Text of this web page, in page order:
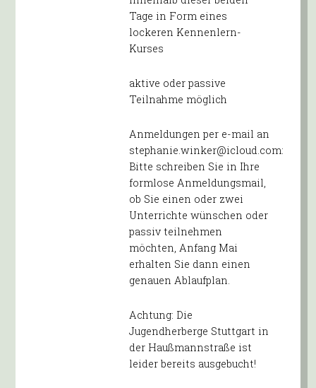
Tage in Form eines
lockeren Kennenlern-
Kurses
aktive oder passive
Teilnahme möglich
Anmeldungen per e-mail an
stephanie.winker@icloud.com:
Bitte schreiben Sie in Ihre
formlose Anmeldungsmail,
ob Sie einen oder zwei
Unterrichte wünschen oder
passiv teilnehmen
möchten, Anfang Mai
erhalten Sie dann einen
genauen Ablaufplan.
Achtung: Die
Jugendherberge Stuttgart in
der Haußmannstraße ist
leider bereits ausgebucht!